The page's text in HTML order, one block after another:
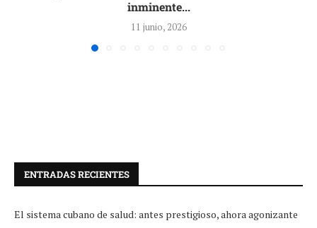
inminente...
11 junio, 2026
ENTRADAS RECIENTES
El sistema cubano de salud: antes prestigioso, ahora agonizante